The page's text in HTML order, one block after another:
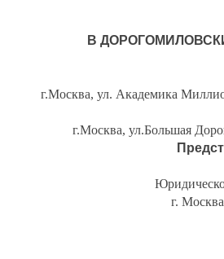
В
г.Москва, ул. Академика
г.Москва, ул.Большая
г.